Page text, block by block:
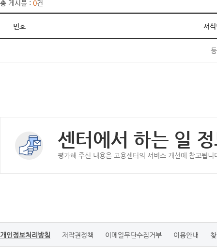
총 게시물 : 0건
번호 서
센터에서 하는 일
평가해 주신 내용은 고용센터의 서비스 개선에 참고됩니
개인정보처리방침 저작권정책 이메일무단수집거부 이용안내